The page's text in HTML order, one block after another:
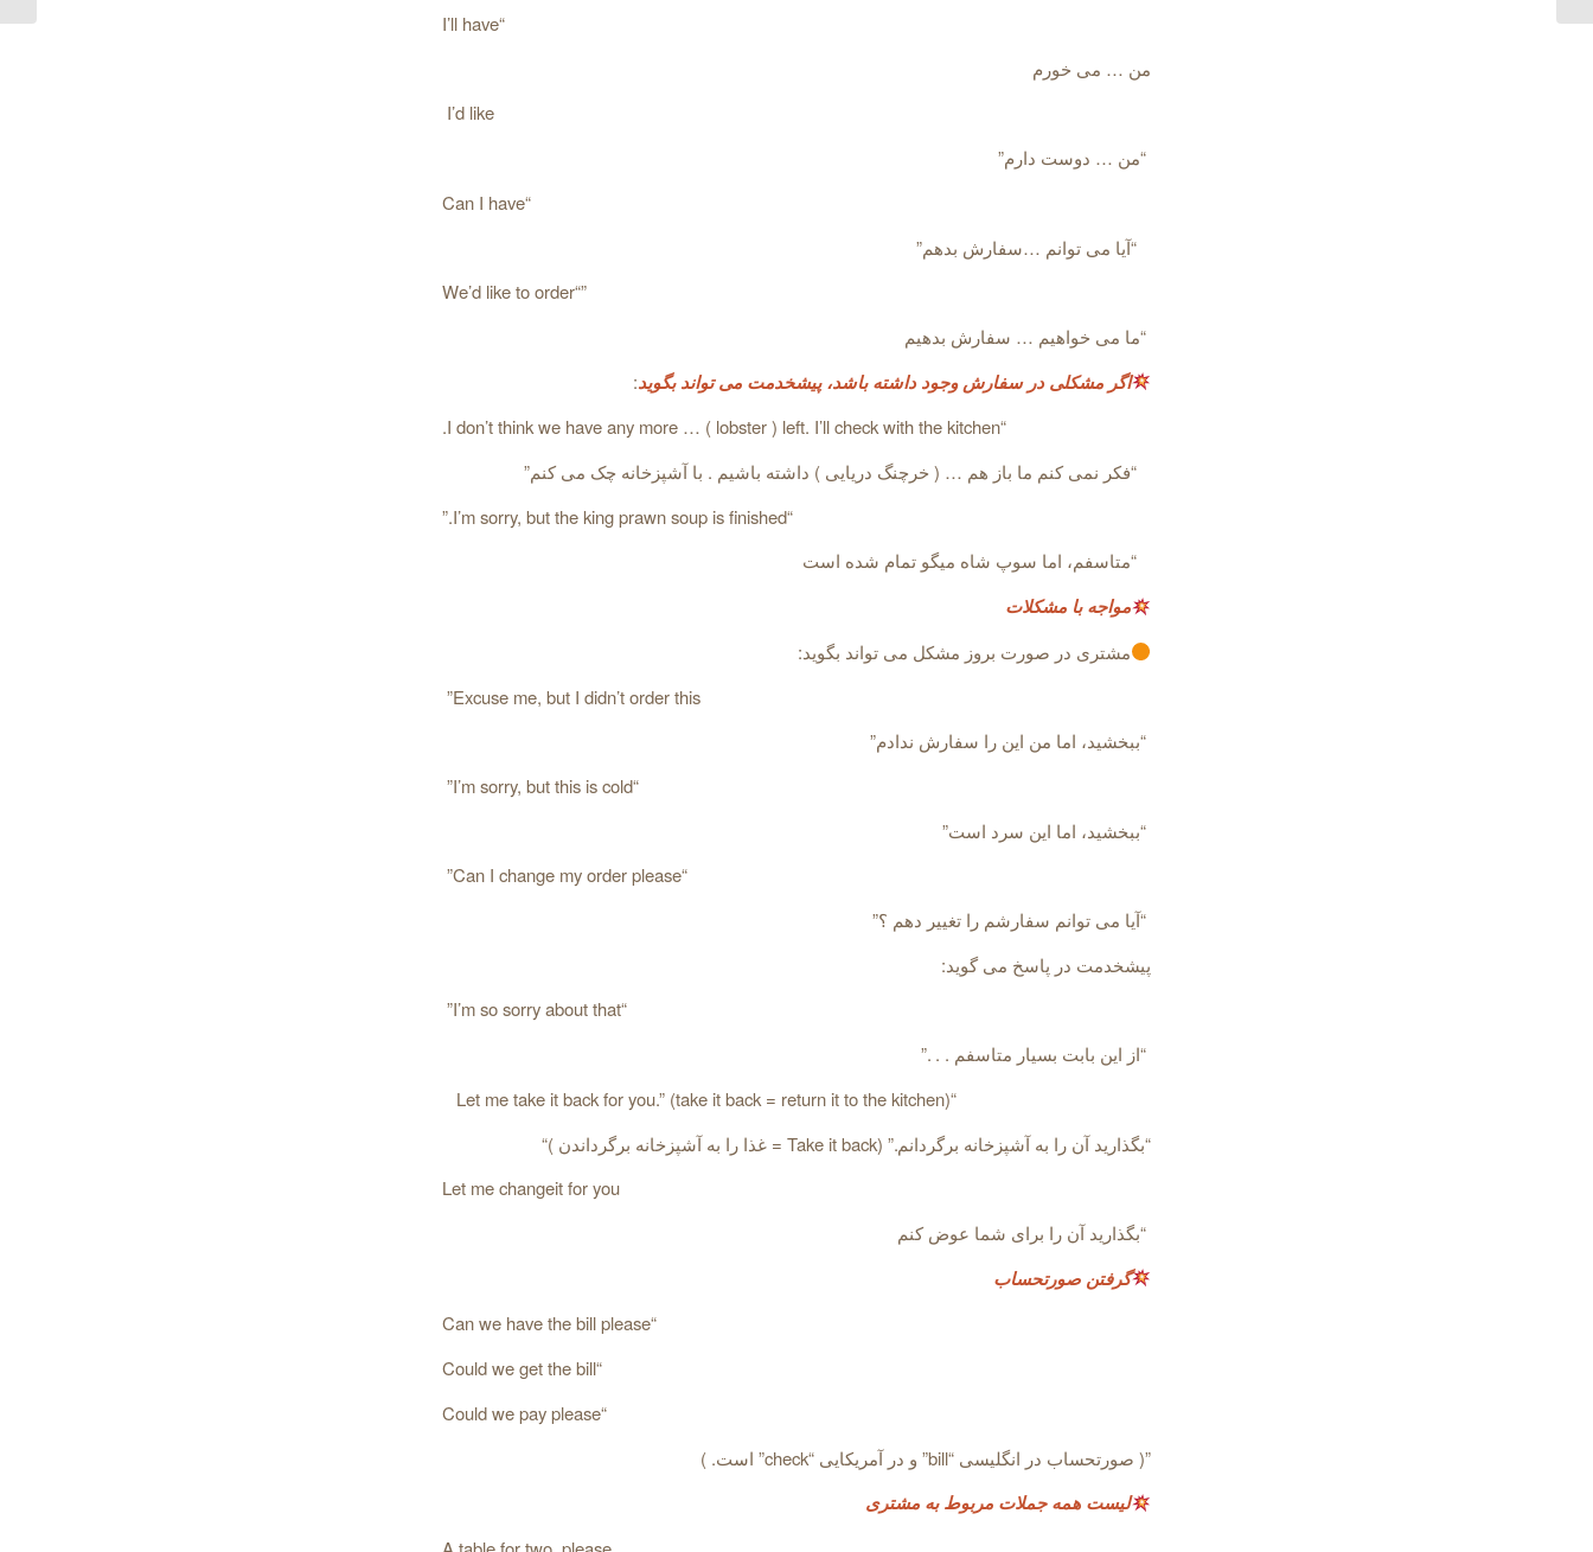
“I’ll have
من … می خورم
I’d like
“من … دوست دارم”
“Can I have
“آیا می توانم …سفارش بدهم”
”“We’d like to order
“ما می خواهیم … سفارش بدهیم
اگر مشکلی در سفارش وجود داشته باشد، پیشخدمت می تواند بگوید:
“I don’t think we have any more … ( lobster ) left. I’ll check with the kitchen.
“فکر نمی کنم ما باز هم … ( خرچنگ دریایی ) داشته باشیم . با آشپزخانه چک می کنم”
“I’m sorry, but the king prawn soup is finished.”
“متاسفم، اما سوپ شاه میگو تمام شده است
مواجه با مشکلات
مشتری در صورت بروز مشکل می تواند بگوید:
Excuse me, but I didn’t order this”
“ببخشید، اما من این را سفارش ندادم”
“I’m sorry, but this is cold”
“ببخشید، اما این سرد است”
“Can I change my order please”
“آیا می توانم سفارشم را تغییر دهم ؟”
پیشخدمت در پاسخ می گوید:
“I’m so sorry about that”
“از این بابت بسیار متاسفم . . .”
“Let me take it back for you.” (take it back = return it to the kitchen)
“بگذارید آن را به آشپزخانه برگردانم.” (Take it back = غذا را به آشپزخانه برگرداندن )“
Let me changeit for you
“بگذارید آن را برای شما عوض کنم
گرفتن صورتحساب
“Can we have the bill please
“Could we get the bill
“Could we pay please
”( صورتحساب در انگلیسی “bill” و در آمریکایی “check” است. )
لیست همه جملات مربوط به مشتری